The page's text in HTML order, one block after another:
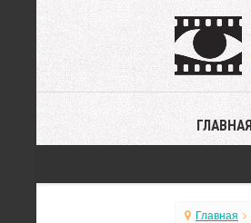
ГЛАВНАЯ
Главная